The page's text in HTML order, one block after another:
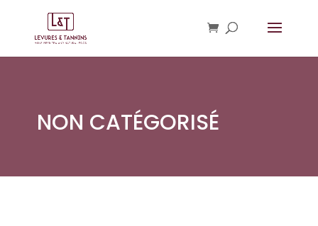
NON CATÉGORISÉ